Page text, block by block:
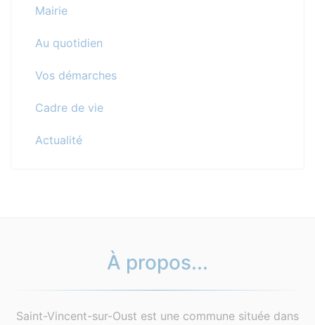
Mairie
Au quotidien
Vos démarches
Cadre de vie
Actualité
À propos...
Saint-Vincent-sur-Oust est une commune située dans